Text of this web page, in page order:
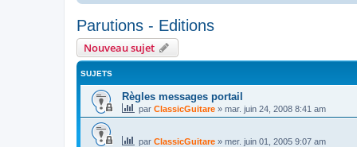
Parutions - Editions
Nouveau sujet
SUJETS
Règles messages portail
par ClassicGuitare » mar. juin 24, 2008 8:41 am
par ClassicGuitare » mer. juin 01, 2005 9:07 am